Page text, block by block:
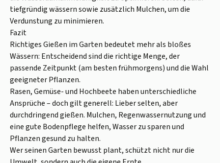
tiefgründig wässern sowie zusätzlich Mulchen, um die
Verdunstung zu minimieren.
Fazit
Richtiges Gießen im Garten bedeutet mehr als bloßes
Wässern: Entscheidend sind die richtige Menge, der
passende Zeitpunkt (am besten frühmorgens) und die Wahl
geeigneter Pflanzen.
Rasen, Gemüse- und Hochbeete haben unterschiedliche
Ansprüche – doch gilt generell: Lieber selten, aber
durchdringend gießen. Mulchen, Regenwassernutzung und
eine gute Bodenpflege helfen, Wasser zu sparen und
Pflanzen gesund zu halten.
Wer seinen Garten bewusst plant, schützt nicht nur die